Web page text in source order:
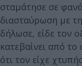
σταμάτησε σε
διασταύρωση με
δήλωσε, είδε τον
κατεβαίνει από
ότι τον είχε